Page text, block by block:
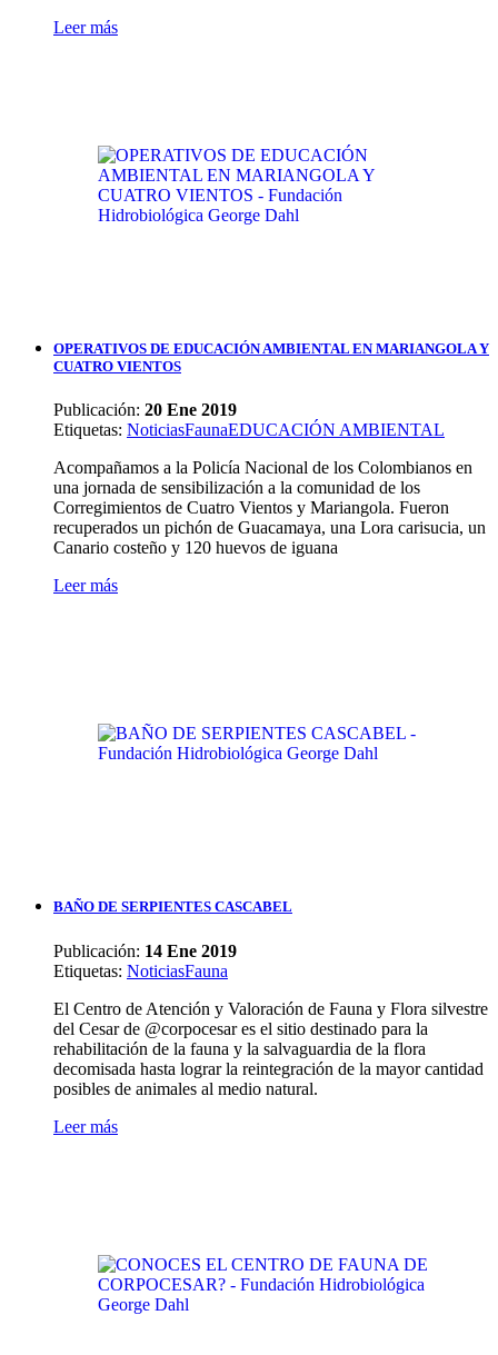
Leer más
OPERATIVOS DE EDUCACIÓN AMBIENTAL EN MARIANGOLA Y
CUATRO VIENTOS
Publicación: 20 Ene 2019
Etiquetas: NoticiasFaunaEDUCACIÓN AMBIENTAL
Acompañamos a la Policía Nacional de los Colombianos en
una jornada de sensibilización a la comunidad de los
Corregimientos de Cuatro Vientos y Mariangola. Fueron
recuperados un pichón de Guacamaya, una Lora carisucia, un
Canario costeño y 120 huevos de iguana
Leer más
BAÑO DE SERPIENTES CASCABEL
Publicación: 14 Ene 2019
Etiquetas: NoticiasFauna
El Centro de Atención y Valoración de Fauna y Flora silvestre
del Cesar de @corpocesar es el sitio destinado para la
rehabilitación de la fauna y la salvaguardia de la flora
decomisada hasta lograr la reintegración de la mayor cantidad
posibles de animales al medio natural.
Leer más